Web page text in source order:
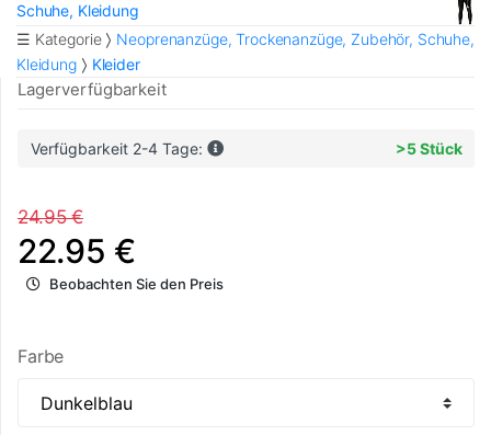
Schuhe, Kleidung
☰ Kategorie
Neoprenanzüge, Trockenanzüge, Zubehör, Schuhe,
Kleidung
Kleider
Lagerverfügbarkeit
Verfügbarkeit 2-4 Tage: >5 Stück
24.95 €
22.95 €
Beobachten Sie den Preis
Farbe